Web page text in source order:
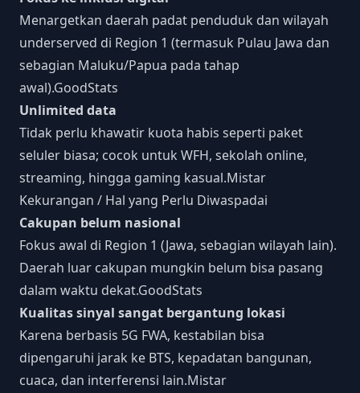
Menargetkan daerah padat penduduk dan wilayah
underserved di Region 1 (termasuk Pulau Jawa dan
sebagian Maluku/Papua pada tahap
awal).GoodStats
Unlimited data
Tidak perlu khawatir kuota habis seperti paket
seluler biasa; cocok untuk WFH, sekolah online,
streaming, hingga gaming kasual.Mistar
Kekurangan / Hal yang Perlu Diwaspadai
Cakupan belum nasional
Fokus awal di Region 1 (Jawa, sebagian wilayah lain).
Daerah luar cakupan mungkin belum bisa pasang
dalam waktu dekat.GoodStats
Kualitas sinyal sangat bergantung lokasi
Karena berbasis 5G FWA, kestabilan bisa
dipengaruhi jarak ke BTS, kepadatan bangunan,
cuaca, dan interferensi lain.Mistar